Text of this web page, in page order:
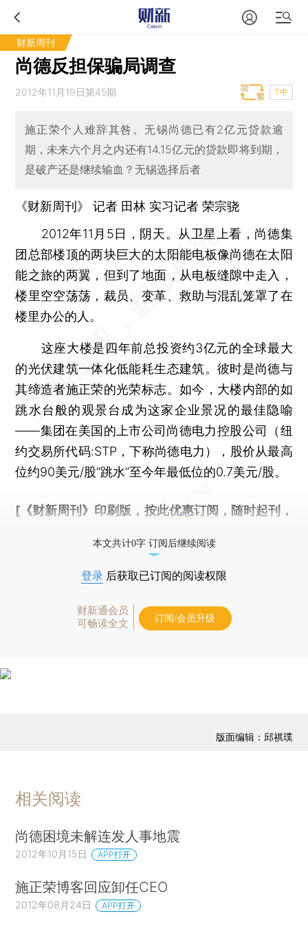
财新周刊
尚德反担保骗局调查
2012年11月19日第45期 T中
施正荣个人难辞其咎。无锡尚德已有2亿元贷款逾
期，未来六个月之内还有14.15亿元的贷款即将到期，
是破产还是继续输血？无锡选择后者
《财新周刊》 记者 田林 实习记者 荣宗骁
2012年11月5日，阴天。从卫星上看，尚德集
团总部楼顶的两块巨大的太阳能电板像尚德在太阳
能之旅的两翼，但到了地面，从电板缝隙中走入，
楼里空空荡荡，裁员、变革、救助与混乱笼罩了在
楼里办公的人。
这座大楼是四年前总投资约3亿元的全球最大
的光伏建筑一体化低能耗生态建筑。彼时是尚德与
其缔造者施正荣的光荣标志。如今，大楼内部的如
跳水台般的观景台成为这家企业景况的最佳隐喻
——集团在美国的上市公司尚德电力控股公司（纽
约交易所代码:STP，下称尚德电力），股价从最高
位约90美元/股“跳水”至今年最低位的0.7美元/股。
[《财新周刊》印刷版， 按此优惠订阅 ，随时起刊，
本文共计0字 订阅后继续阅读
登录 后获取已订阅的阅读权限
财新通会员
可畅读全文
订阅/会员升级
版面编辑：邱祺璞
相关阅读
尚德困境未解连发人事地震
2012年10月15日 APP打开
施正荣博客回应卸任CEO
2012年08月24日 APP打开